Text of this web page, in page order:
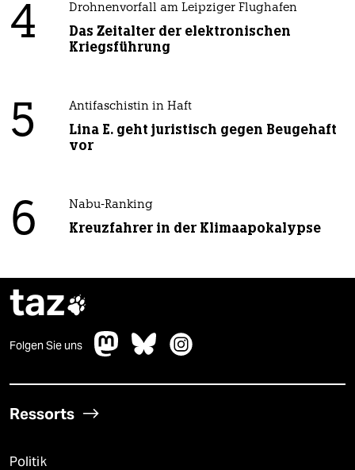
4 Drohnenvorfall am Leipziger Flughafen
Das Zeitalter der elektronischen
Kriegsführung
5 Antifaschistin in Haft
Lina E. geht juristisch gegen Beugehaft
vor
6 Nabu-Ranking
Kreuzfahrer in der Klimaapokalypse
taz
Folgen Sie uns
Ressorts
Politik